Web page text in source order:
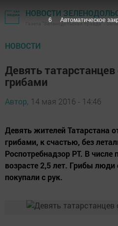
НОВОСТИ
Газета "Зеленодольская правда" -
НОВОСТИ
Девять татарстанцев
грибами
Автор, 14 мая 2016 - 14:46
Девять жителей Татарстана
грибами, к счастью, без
Роспотребнадзор РТ. В числе
возрасте 2,5 лет. Грибы
покупали с рук.
5 Автоматическое